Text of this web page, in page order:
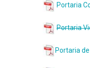
Portaria
Portaria
Portaria